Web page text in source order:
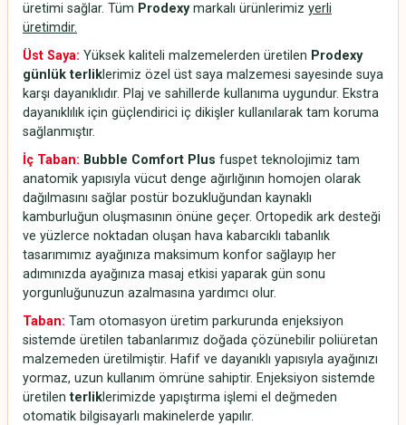
üretimi sağlar. Tüm Prodexymarkalı ürünlerimiz yerli
üretimdir.
Üst Saya: Yüksek kaliteli malzemelerden üretilen Prodexy
günlük terliklerimiz özel üst saya malzemesi sayesinde suya
karşı dayanıklıdır. Plaj ve sahillerde kullanıma uygundur. Ekstra
dayanıklılık için güçlendirici iç dikişler kullanılarak tam koruma
sağlanmıştır.
İç Taban: Bubble Comfort Plus fuspet teknolojimiz tam
anatomik yapısıyla vücut denge ağırlığının homojen olarak
dağılmasını sağlar postür bozukluğundan kaynaklı
kamburluğun oluşmasının önüne geçer. Ortopedik ark desteği
ve yüzlerce noktadan oluşan hava kabarcıklı tabanlık
tasarımımız ayağınıza maksimum konfor sağlayıp her
adımınızda ayağınıza masaj etkisi yaparak gün sonu
yorgunluğunuzun azalmasına yardımcı olur.
Taban: Tam otomasyon üretim parkurunda enjeksiyon
sistemde üretilen tabanlarımız doğada çözünebilir poliüretan
malzemeden üretilmiştir. Hafif ve dayanıklı yapısıyla ayağınızı
yormaz, uzun kullanım ömrüne sahiptir. Enjeksiyon sistemde
üretilenterliklerimizde yapıştırma işlemi el değmeden
otomatik bilgisayarlı makinelerde yapılır.